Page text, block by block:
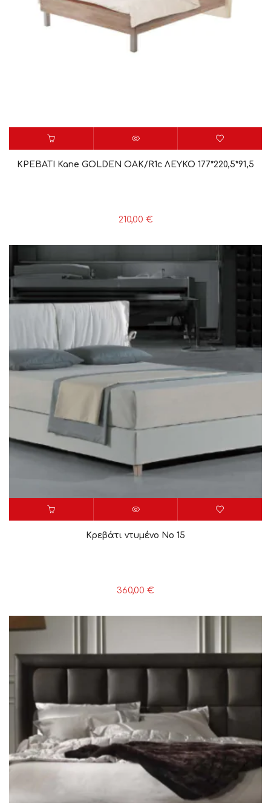
ΚΡΕΒΑΤΙ Kane GOLDEN OAK/R1c ΛΕΥΚΟ 177*220,5*91,5
210,00 €
Κρεβάτι ντυμένο Νο 15
360,00 €